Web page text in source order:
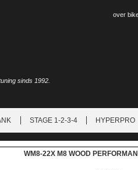
over
sinds 1992.
STAGE 1-2-3-4 HYPERPRO
WM8-22X M8 WOOD